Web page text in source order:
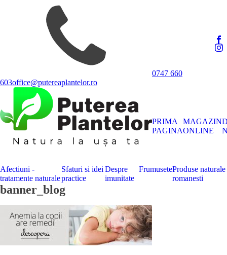
0747 660
603office@putereaplantelor.ro
PRIMA
PAGINA
MAGAZIN
ONLINE
Afectiuni -
tratamente naturale
Sfaturi si idei
practice
Despre
imunitate
FrumuseteProduse naturale
romanesti
banner_blog